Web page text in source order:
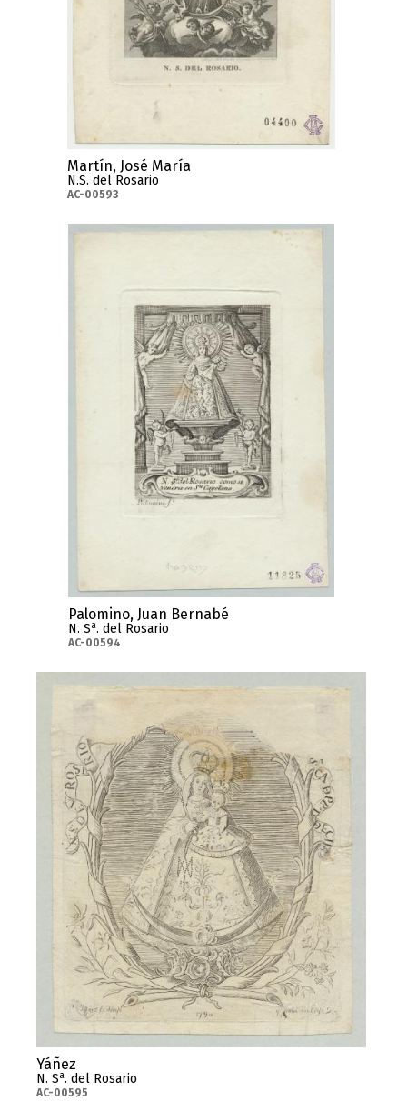
Martín, José María
N.S. del Rosario
AC-00593
Palomino, Juan Bernabé
N. Sa. del Rosario
AC-00594
Yáñez
N. Sa. del Rosario
AC-00595